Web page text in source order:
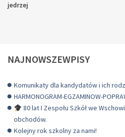
jedrzej
NAJNOWSZEWPISY
Komunikaty dla kandydatów i ich
HARMONOGRAM-EGZAMINOW-
80 lat I Zespołu Szkół we
obchodów.
Kolejny rok szkolny za nami!